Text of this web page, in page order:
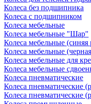
Колеса без подшипника
Колеса с подшипником
Колеса мебельные
Колеса мебельные "Шар"
Колеса мебельные (синяя
Колеса мебельные
Колеса мебельные для
Колеса мебельные
Колеса пневматические
Колеса пневматические
Колеса пневматические